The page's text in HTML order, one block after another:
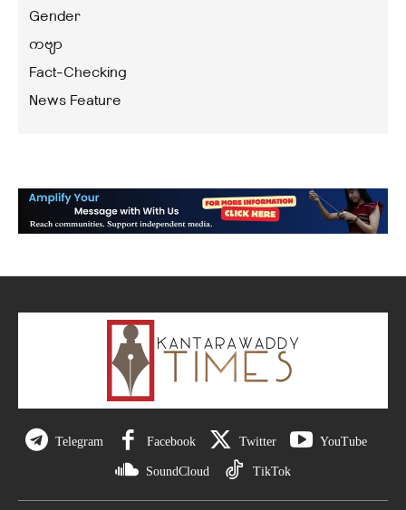
Gender
ကဗျာ
Fact-Checking
News Feature
Telegram Facebook Twitter YouTube
SoundCloud TikTok